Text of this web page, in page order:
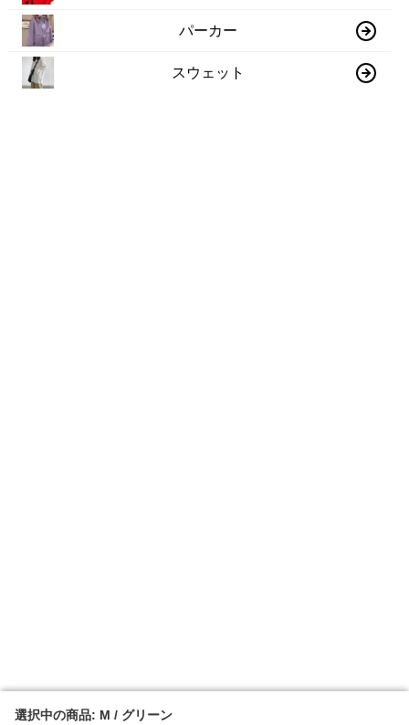
選択中の商品: M / グリーン
選択中の商品: M / グリーン
パーカー
スウェット